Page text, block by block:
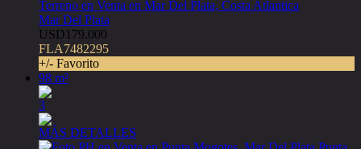
Terreno en Venta en Mar Del Plata, Costa Atlantica
Mar Del Plata
USD179.000
FLA7482295
+/- Favorito
98 m²
3
MÁS DETALLES